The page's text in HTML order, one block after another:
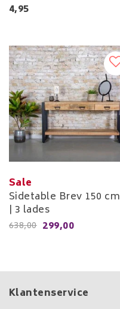
4,95
Sale
Sidetable Brev 150 cm
| 3 lades
638,00 299,00
Klantenservice